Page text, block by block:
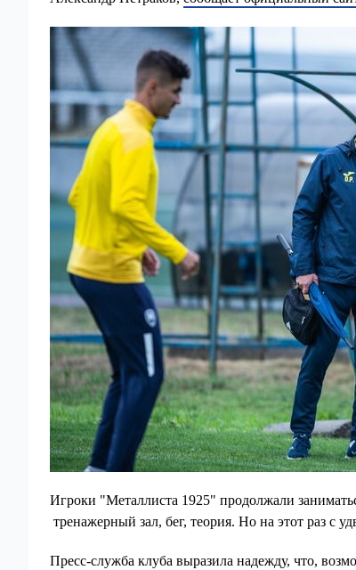
Игроки "Металлиста 1925" продолжали
тренажерный зал, бег, теория. Но на этот раз с
Пресс-служба клуба выразила надежду, что,